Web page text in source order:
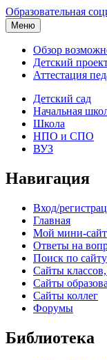
Образовательная
Меню
Обзор
Детский
Аттестация
Детский сад
Начальная
Школа
НПО и СПО
ВУЗ
Навигация
Вход/
Главная
Мой мини-сайт
Ответы на
Поиск по сайту
Сайты
Сайты
Сайты коллег
Форумы
Библиотека